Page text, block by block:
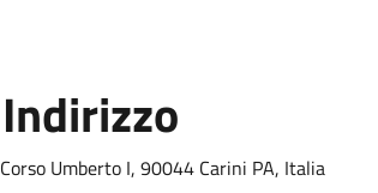
Indirizzo
Corso Umberto I, 90044 Carini PA, Italia